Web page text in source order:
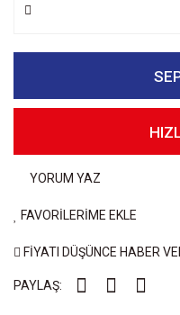
YORUM YAZ
FAVORİLERİME EKLE
FİYATI DÜŞÜNCE HABER
PAYLAŞ: